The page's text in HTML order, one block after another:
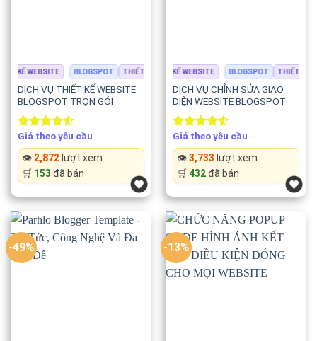
KẾ WEBSITE BLOGSPOT THIẾT KẾ WEBSITE
DỊCH VỤ THIẾT KẾ WEBSITE
BLOGSPOT TRỌN GÓI
Rated
4.50out
of 5
Giá theo yêu cầu
👁️ 2,872lượt xem
🛒 153 đã bán
BLOGSPOT THIẾT KẾ WEBSITE BLOGSPOT THIẾT KẾ
DỊCH VỤ CHỈNH SỬA GIAO
DIỆN WEBSITE BLOGSPOT
Rated
4.50out
of 5
Giá theo yêu cầu
👁️3,733 lượt xem
🛒 432đã bán
-49% -13%